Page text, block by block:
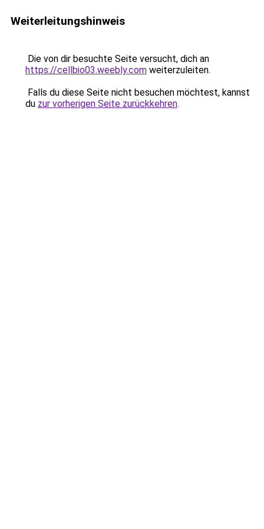
Weiterleitungshinweis
Die von dir besuchte Seite versucht, dich an
https://cellbio03.weebly.com weiterzuleiten.
Falls du diese Seite nicht besuchen möchtest, kannst
du zur vorherigen Seite zurückkehren.